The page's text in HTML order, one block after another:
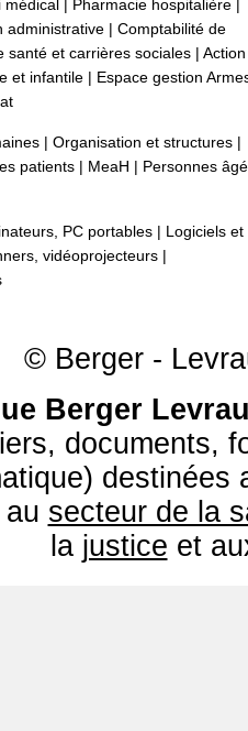
médical Pharmacie hospitalière
administrative
Comptabilité de
santé et carrières sociales
Action
et infantile
Espace gestion
Organisation et structures
patients MeaH
Personnes
PC portables
Logiciels et
vidéoprojecteurs
© Berger -
Berger
documents,
destinées
secteur de la
la justice et